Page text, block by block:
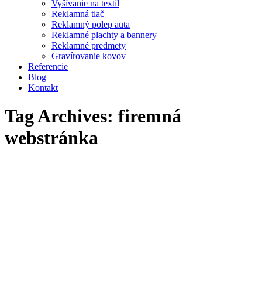
Vyšívanie na textil
Reklamná tlač
Reklamný polep auta
Reklamné plachty a bannery
Reklamné predmety
Gravírovanie kovov
Referencie
Blog
Kontakt
Tag Archives: firemná
webstránka